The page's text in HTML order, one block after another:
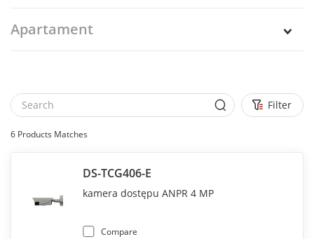
Apartament
Filter
6 Products Matches
DS-TCG406-E
kamera dostępu ANPR 4 MP
Compare